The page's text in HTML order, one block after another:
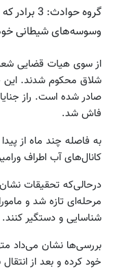
وسوسه‌های شیطانی
شلاق محکوم شدند. این
فاش شد.
کانال‌های آب اطراف
درحالی‌که تحقیقات
شناسایی و دستگیر کنند.
بررسی‌ها نشان می‌داد
خود کرده و بعد از